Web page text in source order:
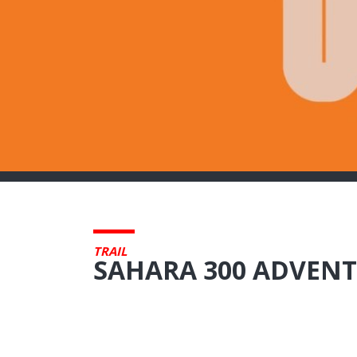
TRAIL
SAHARA 300